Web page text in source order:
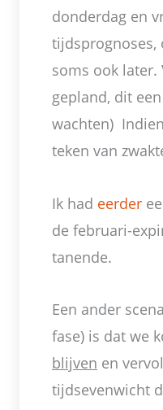
donderdag en
tijdsprognoses,
soms ook
gepland, dit
wachten)
teken van
Ik had eerder
de februari-
tanende.
Een ander
fase) is dat we
blijven en
tijdsevenwicht